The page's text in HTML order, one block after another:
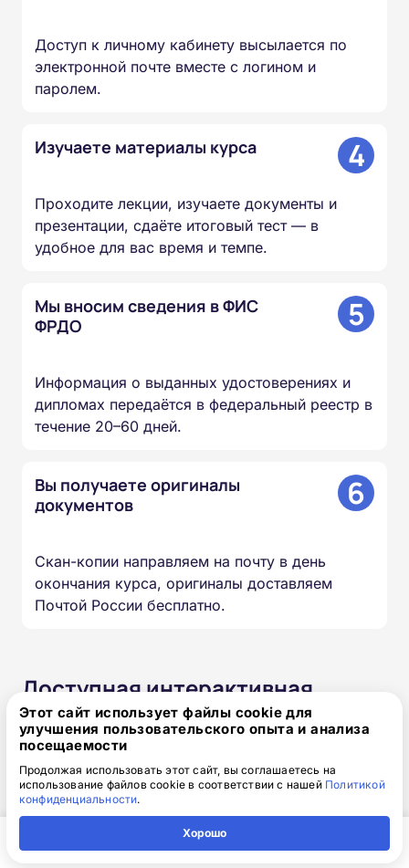
Доступ к личному кабинету высылается по
электронной почте вместе с логином и
паролем.
Изучаете материалы курса 4
Проходите лекции, изучаете документы и
презентации, сдаёте итоговый тест — в
удобное для вас время и темпе.
Мы вносим сведения в ФИС
ФРДО
5
Информация о выданных удостоверениях и
дипломах передаётся в федеральный реестр в
течение 20–60 дней.
Вы получаете оригиналы
документов
6
Скан-копии направляем на почту в день
окончания курса, оригиналы доставляем
Почтой России бесплатно.
Доступная интерактивная
платформа дистанционного
обучения
Онлайн-формат позволяет вам проходить
обучение в любое время в любом месте и с
любого устройства. Организуйте свой учебный
процесс так, как удобно именно вам.
Этот сайт использует файлы cookie для
улучшения пользовательского опыта и анализа
посещаемости
Продолжая использовать этот сайт, вы соглашаетесь на
использование файлов cookie в соответствии с нашей Политикой
конфиденциальности.
Хорошо